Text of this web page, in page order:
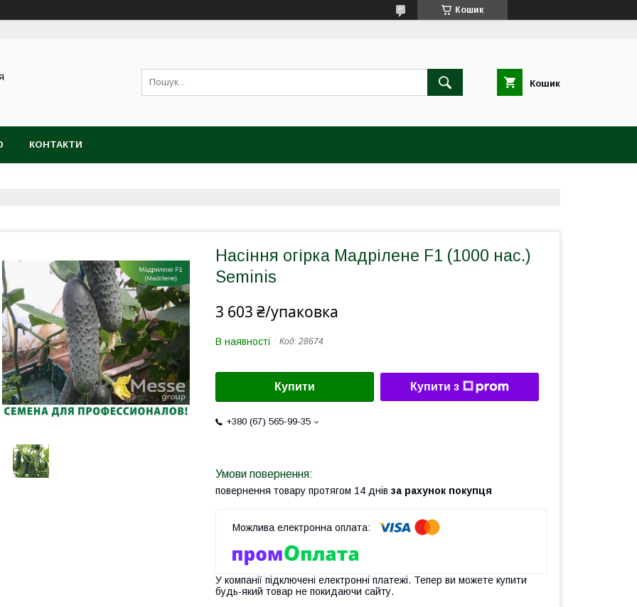
Кошик
Кошик
КОНТАКТИ
Насіння огірка Мадрілене F1 (1000 нас.)
Seminis
3 603 ₴/упаковка
В наявності Код: 28674
Купити Купити з
+380 (67) 565-99-35
повернення товару протягом 14 днів за рахунок покупця
У компанії підключені електронні платежі. Тепер ви можете купити
будь-який товар не покидаючи сайту.